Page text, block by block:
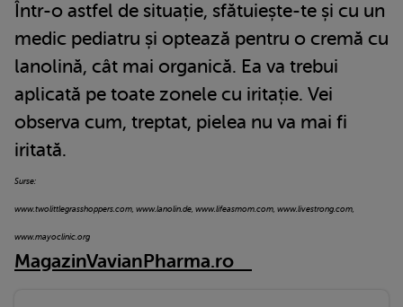
Într-o astfel de situație, sfătuiește-te și cu un
medic pediatru și optează pentru o cremă cu
lanolină, cât mai organică. Ea va trebui
aplicată pe toate zonele cu iritație. Vei
observa cum, treptat, pielea nu va mai fi
iritată.
Surse:
www.twolittlegrasshoppers.com, www.lanolin.de, www.lifeasmom.com, www.livestrong.com,
www.mayoclinic.org
MagazinVavianPharma.ro